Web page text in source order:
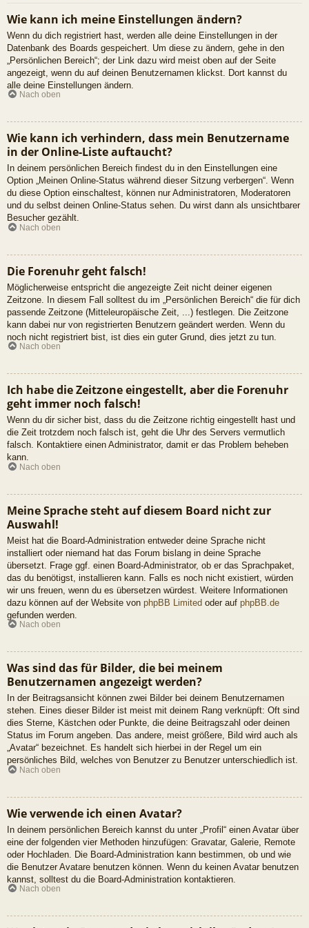
Wie kann ich meine Einstellungen ändern?
Wenn du dich registriert hast, werden alle deine Einstellungen in der
Datenbank des Boards gespeichert. Um diese zu ändern, gehe in den
„Persönlichen Bereich“; der Link dazu wird meist oben auf der Seite
angezeigt, wenn du auf deinen Benutzernamen klickst. Dort kannst du
alle deine Einstellungen ändern.
Nach oben
Wie kann ich verhindern, dass mein Benutzername
in der Online-Liste auftaucht?
In deinem persönlichen Bereich findest du in den Einstellungen eine
Option „Meinen Online-Status während dieser Sitzung verbergen“. Wenn
du diese Option einschaltest, können nur Administratoren, Moderatoren
und du selbst deinen Online-Status sehen. Du wirst dann als unsichtbarer
Besucher gezählt.
Nach oben
Die Forenuhr geht falsch!
Möglicherweise entspricht die angezeigte Zeit nicht deiner eigenen
Zeitzone. In diesem Fall solltest du im „Persönlichen Bereich“ die für dich
passende Zeitzone (Mitteleuropäische Zeit, ...) festlegen. Die Zeitzone
kann dabei nur von registrierten Benutzern geändert werden. Wenn du
noch nicht registriert bist, ist dies ein guter Grund, dies jetzt zu tun.
Nach oben
Ich habe die Zeitzone eingestellt, aber die Forenuhr
geht immer noch falsch!
Wenn du dir sicher bist, dass du die Zeitzone richtig eingestellt hast und
die Zeit trotzdem noch falsch ist, geht die Uhr des Servers vermutlich
falsch. Kontaktiere einen Administrator, damit er das Problem beheben
kann.
Nach oben
Meine Sprache steht auf diesem Board nicht zur
Auswahl!
Meist hat die Board-Administration entweder deine Sprache nicht
installiert oder niemand hat das Forum bislang in deine Sprache
übersetzt. Frage ggf. einen Board-Administrator, ob er das Sprachpaket,
das du benötigst, installieren kann. Falls es noch nicht existiert, würden
wir uns freuen, wenn du es übersetzen würdest. Weitere Informationen
dazu können auf der Website von phpBB Limited oder auf phpBB.de
gefunden werden.
Nach oben
Was sind das für Bilder, die bei meinem
Benutzernamen angezeigt werden?
In der Beitragsansicht können zwei Bilder bei deinem Benutzernamen
stehen. Eines dieser Bilder ist meist mit deinem Rang verknüpft: Oft sind
dies Sterne, Kästchen oder Punkte, die deine Beitragszahl oder deinen
Status im Forum angeben. Das andere, meist größere, Bild wird auch als
„Avatar“ bezeichnet. Es handelt sich hierbei in der Regel um ein
persönliches Bild, welches von Benutzer zu Benutzer unterschiedlich ist.
Nach oben
Wie verwende ich einen Avatar?
In deinem persönlichen Bereich kannst du unter „Profil“ einen Avatar über
eine der folgenden vier Methoden hinzufügen: Gravatar, Galerie, Remote
oder Hochladen. Die Board-Administration kann bestimmen, ob und wie
die Benutzer Avatare benutzen können. Wenn du keinen Avatar benutzen
kannst, solltest du die Board-Administration kontaktieren.
Nach oben